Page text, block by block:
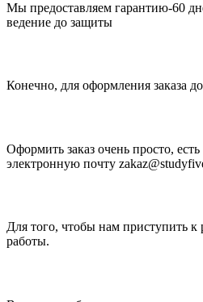
Мы предоставляем гарантию-60
ведение до защиты
Конечно, для оформления заказа
Оформить заказ очень просто,
электронную почту
Для того, чтобы нам приступить к
работы.